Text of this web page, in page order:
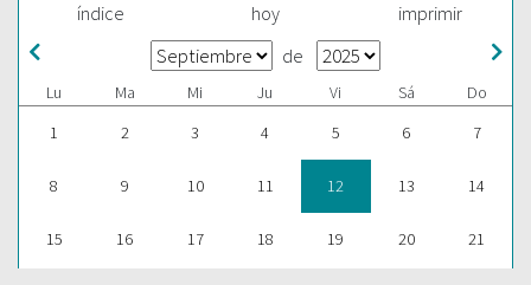
índice hoy imprimir
de
Lu Ma Mi Ju Vi Sá
Do
1
2 3 4 5 6 7
8 9 10 11 12 13 14
15 16 17 18 19 20 21